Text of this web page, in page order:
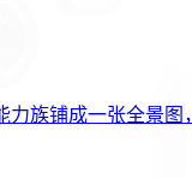
力族铺成一张全景